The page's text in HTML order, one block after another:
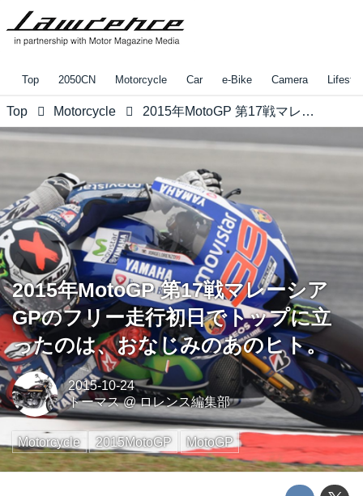
Top 2050CN Motorcycle Car e-Bike Camera
Top Motorcycle 2015年MotoGP 第17戦マレーシアGPのフリー走行初日でトップに立ったのは、おなじみのあのヒト。
2015年MotoGP 第17戦マレーシア
GPのフリー走行初日でトップに立
ったのは、おなじみのあのヒト。
2015-10-24
トーマス@ロレンス編集部
Motorcycle 2015MotoGP MotoGP